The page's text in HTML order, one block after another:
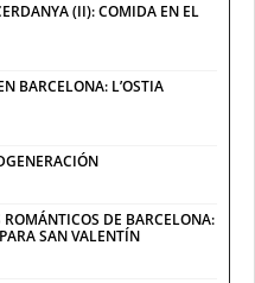
(II): COMIDA EN EL
BARCELONA: L’OSTIA
ROMÁNTICOS DE BARCELONA:
SAN VALENTÍN